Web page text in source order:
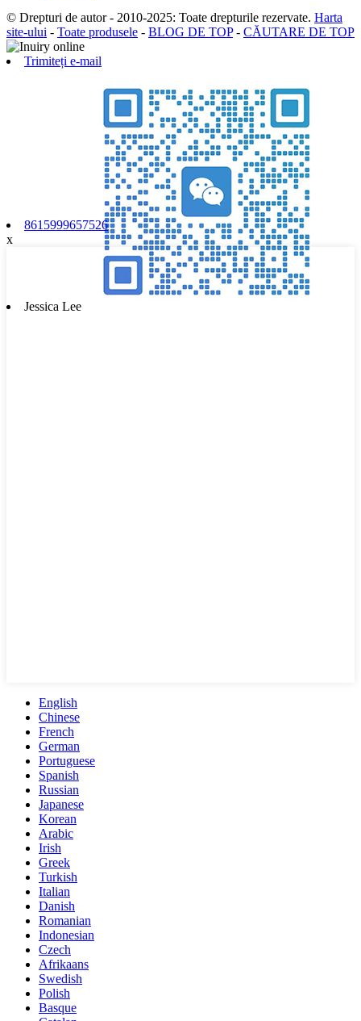
© Drepturi de autor - 2010-2025: Toate drepturile rezervate. Harta
site-ului - Toate produsele - BLOG DE TOP- CĂUTARE DE TOP
Trimiteți e-mail
Jessica Lee
8615999657526
x
English
Chinese
French
German
Portuguese
Spanish
Russian
Japanese
Korean
Arabic
Irish
Greek
Turkish
Italian
Danish
Romanian
Indonesian
Czech
Afrikaans
Swedish
Polish
Basque